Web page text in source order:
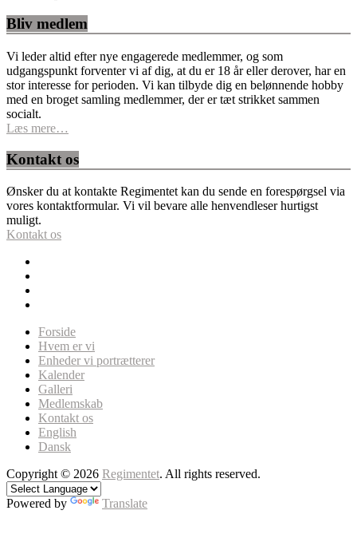
Bliv medlem
Vi leder altid efter nye engagerede medlemmer, og som
udgangspunkt forventer vi af dig, at du er 18 år eller derover, har en
stor interesse for perioden. Vi kan tilbyde dig en belønnende hobby
med en broget samling medlemmer, der er tæt strikket sammen
socialt.
Læs mere…
Kontakt os
Ønsker du at kontakte Regimentet kan du sende en forespørgsel via
vores kontaktformular. Vi vil bevare alle henvendleser hurtigst
muligt.
Kontakt os
Forside
Hvem er vi
Enheder vi portrætterer
Kalender
Galleri
Medlemskab
Kontakt os
English
Dansk
Copyright © 2026 Regimentet. All rights reserved.
Powered by Translate